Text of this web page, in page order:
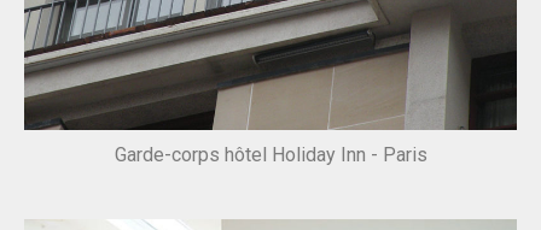
Garde-corps hôtel Holiday Inn - Paris